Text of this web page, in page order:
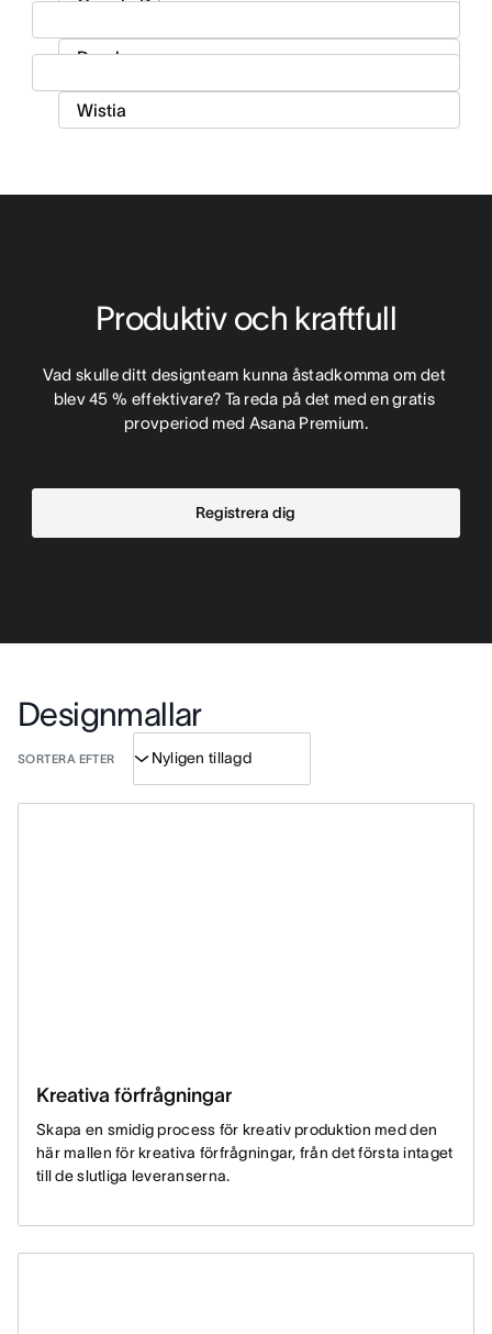
Produktiv och kraftfull
Vad skulle ditt designteam kunna åstadkomma om det
blev 45 % effektivare? Ta reda på det med en gratis
provperiod med Asana Premium.
Registrera dig
Designmallar
SORTERA EFTER
Kreativa förfrågningar
Skapa en smidig process för kreativ produktion med den
här mallen för kreativa förfrågningar, från det första intaget
till de slutliga leveranserna.